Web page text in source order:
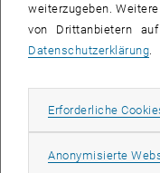
und Regionalentwicklung
Publikation "Alte Pfade,
vergangenen P2-
weiterzugeben.
von Drittanbietern
Datenschutzerklärung
Erforderliche
Anonymisierte